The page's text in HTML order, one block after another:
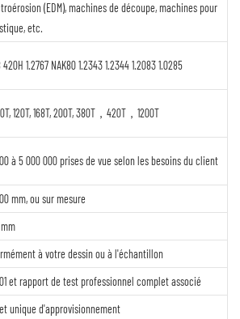
(EDM), machines de découpe, machines pour
etc.
420H 1.2767 NAK80 1.2343 1.2344 1.2083 1.0285
120T, 168T, 200T, 380T，420T，1200T
à 5 000 000 prises de vue selon les besoins du client
mm, ou sur mesure
à votre dessin ou à l'échantillon
et rapport de test professionnel complet associé
unique d'approvisionnement